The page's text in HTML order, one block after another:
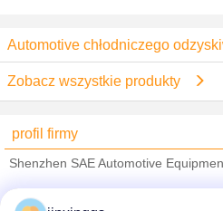
Automotive chłodniczego
Zobacz wszystkie produkty
profil firmy
Shenzhen SAE Automotive